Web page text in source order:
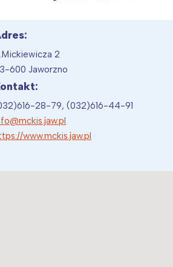
2
600 Jaworzno
28-79, (032)616-44-91
www.mckis.jaw.pl